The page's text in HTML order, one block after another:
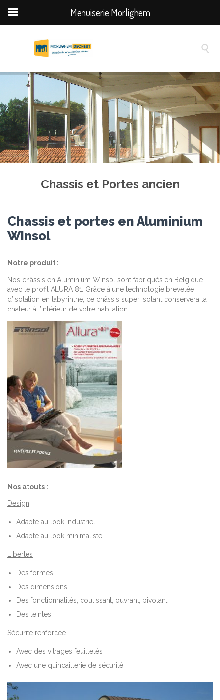

Chassis et Portes ancien
Chassis et portes en Aluminium
Winsol
Notre produit :
Nos châssis en Aluminium Winsol sont fabriqués en Belgique
avec le profil ALURA 81. Grâce à une technologie brevetée
d’isolation en labyrinthe, ce châssis super isolant conservera la
chaleur à l’intérieur de votre habitation.
Nos atouts :
Design
Adapté au look industriel
Adapté au look minimaliste
Libertés
Des formes
Des dimensions
Des fonctionnalités, coulissant, ouvrant, pivotant
Des teintes
Sécurité renforcée
Avec des vitrages feuilletés
Avec une quincaillerie de sécurité
Menuiserie Morlighem